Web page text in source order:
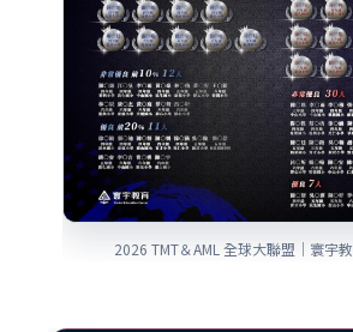
2026 TMT＆AML 全球大聯盟｜寰宇